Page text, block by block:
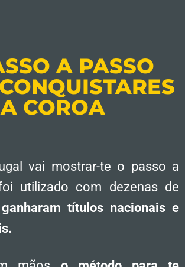
A PASSO
A COROA
vai mostrar-te o passo a
utilizado com dezenas de
ganharam títulos nacionais e